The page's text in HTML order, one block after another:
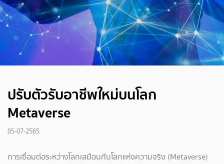
ปรับตัวรับอาชีพใหม่บนโลก
Metaverse
05-07-2565
การเชื่อมต่อระหว่างโลกเสมือนกับโลกแห่งความจริง (Metaverse)